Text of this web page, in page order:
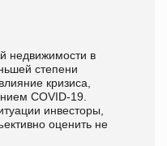
недвижимости в
степени
кризиса,
COVID-19.
инвесторы,
оценить не